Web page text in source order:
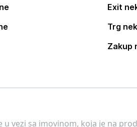
u vezi sa imovinom, koja je na
Exit
Trg
Zakup